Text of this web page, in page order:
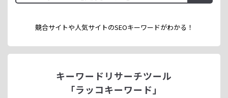
競合サイトや人気サイトのSEOキーワードがわかる！
キーワードリサーチツール
「ラッコキーワード」